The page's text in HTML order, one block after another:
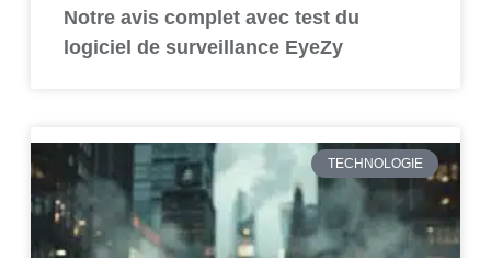
Notre avis complet avec test du
logiciel de surveillance EyeZy
TECHNOLOGIE